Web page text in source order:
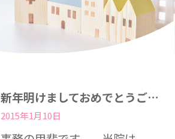
新年明けましておめでとうございます
2015年1月10日